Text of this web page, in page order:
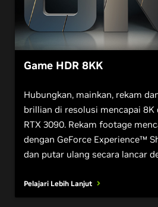
Game HDR 8KK
Hubungkan, mainkan, rekam
brillian di resolusi mencapai 8K
RTX 3090. Rekam footage
dengan GeForce Experience™
dan putar ulang secara lancar
Pelajari Lebih Lanjut